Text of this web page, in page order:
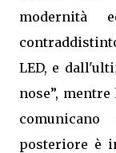
modernità
LED, e
nose”,
posteriore è